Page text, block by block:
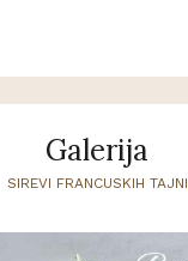
Galerija
SIREVI FRANCUSKIH TAJNI